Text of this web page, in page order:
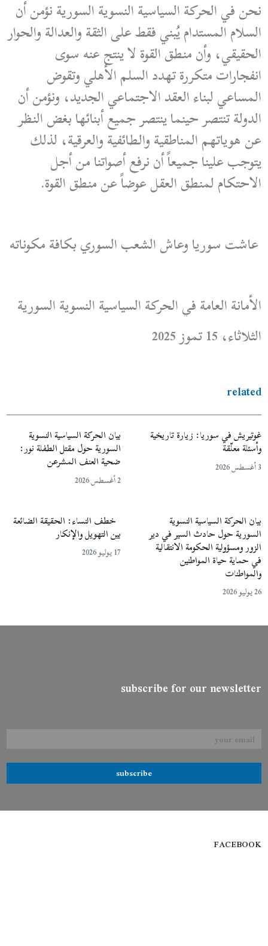
نحن في الحركة السياسية النسوية السورية نؤمن أن
السلام المستدام يُبني فقط على الثقة والعدالة والحوار
الحقيقي، وأن منطق القوة لا ينتج عنه سوى
انفجارات متكررة تهدد السلم الأهلي وتقوض
المساعي لبناء العقد الاجتماعي الجديد، ونؤمن أن
الدولة تنتصر حينما ينتصر جميع أبنائها بغض النظر
عن هوياتهم المناطقية والطائفية والعرقية، لذلك
يتوجب علينا جميعاً أن نرفع أصواتنا من أجل
الاحتكام لمنطق العقل عوضاً عن منطق القوة.
عاشت سوريا وعاش الشعب السوري بكافة مكوناته
الأمانة العامة في الحركة السياسية النسوية السورية
الثلاثاء، 15 تموز 2025
related
غوتيريش في سوريا: زيارة تاريخية
وأسئلة معلّقة
بيان الحركة السياسية النسوية
السورية حول مقتل الطفلة نور:
ضحية العنف المشرعن
بيان الحركة السياسية النسوية
السورية حول حادث السير في دير
الزور ومسؤولية الحكومة الانتقالية
في حماية حياة المواطنين
والمواطنات
26 يوليو 2026
خطف النساء: الحقيقة الضائعة
بين التهويل والإنكار
17 يوليو 2026
subscribe for our newsletter
subscribe
FACEBOOK